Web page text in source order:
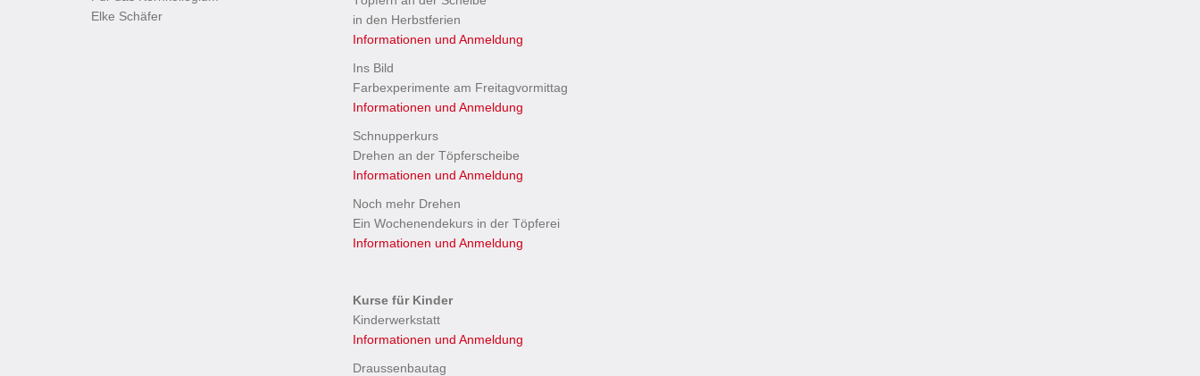
Elke Schäfer
in den Herbstferien
Informationen und Anmeldung
Ins Bild
Farbexperimente am Freitagvormittag
Informationen und Anmeldung
Schnupperkurs
Drehen an der Töpferscheibe
Informationen und Anmeldung
Noch mehr Drehen
Ein Wochenendekurs in der Töpferei
Informationen und Anmeldung
Kurse für Kinder
Kinderwerkstatt
Informationen und Anmeldung
Draussenbautag